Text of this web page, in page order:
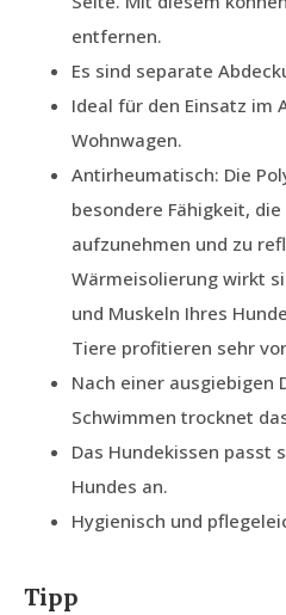
entfernen.
Es sind separate
Ideal für den Einsatz im
Wohnwagen.
Antirheumatisch: Die
besondere Fähigkeit,
aufzunehmen und zu
Wärmeisolierung wirkt
und Muskeln Ihres
Tiere profitieren sehr
Nach einer ausgiebigen
Schwimmen trocknet
Das Hundekissen passt
Hundes an.
Hygienisch und
Tipp